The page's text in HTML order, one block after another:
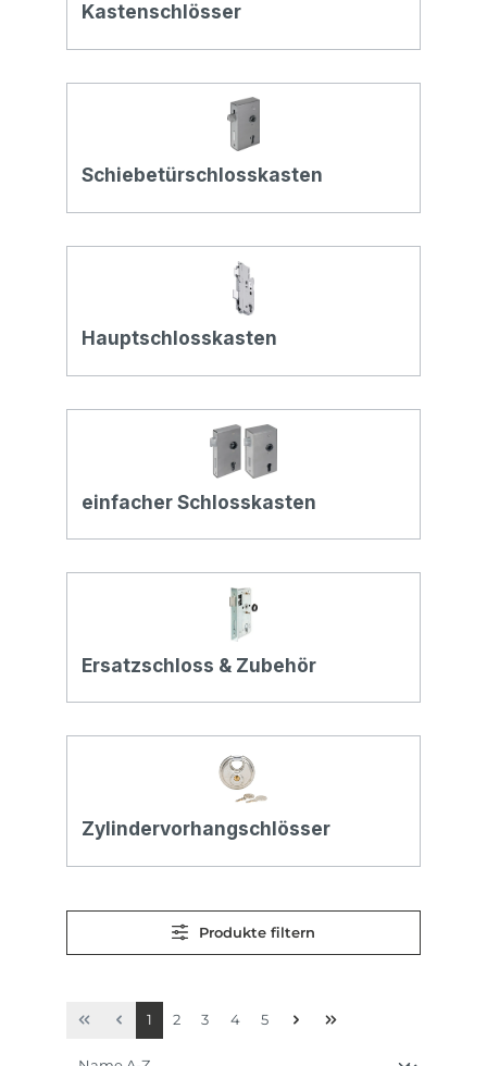
Kastenschlösser
Schiebetürschlosskasten
Hauptschlosskasten
einfacher Schlosskasten
Ersatzschloss & Zubehör
Zylindervorhangschlösser
Produkte filtern
Seite
1 Seite
2 Seite
3 Seite
4 Seite
5